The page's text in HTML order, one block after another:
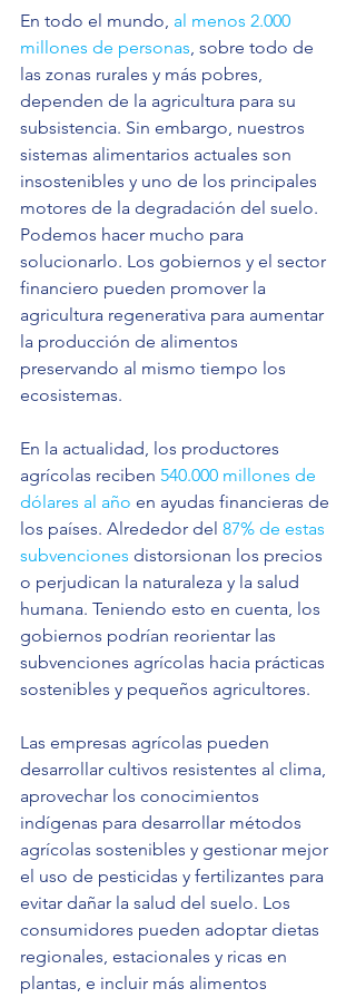
En todo el mundo, al menos 2.000
millones de personas, sobre todo de
las zonas rurales y más pobres,
dependen de la agricultura para su
subsistencia. Sin embargo, nuestros
sistemas alimentarios actuales son
insostenibles y uno de los principales
motores de la degradación del suelo.
Podemos hacer mucho para
solucionarlo. Los gobiernos y el sector
financiero pueden promover la
agricultura regenerativa para aumentar
la producción de alimentos
preservando al mismo tiempo los
ecosistemas.
En la actualidad, los productores
agrícolas reciben 540.000 millones de
dólares al año en ayudas financieras de
los países. Alrededor del 87% de estas
subvenciones distorsionan los precios
o perjudican la naturaleza y la salud
humana. Teniendo esto en cuenta, los
gobiernos podrían reorientar las
subvenciones agrícolas hacia prácticas
sostenibles y pequeños agricultores.
Las empresas agrícolas pueden
desarrollar cultivos resistentes al clima,
aprovechar los conocimientos
indígenas para desarrollar métodos
agrícolas sostenibles y gestionar mejor
el uso de pesticidas y fertilizantes para
evitar dañar la salud del suelo. Los
consumidores pueden adoptar dietas
regionales, estacionales y ricas en
plantas, e incluir más alimentos